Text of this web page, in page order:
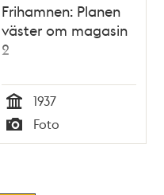
Frihamnen: Planen
väster om magasin
2
Tid
1937
Typ
Foto